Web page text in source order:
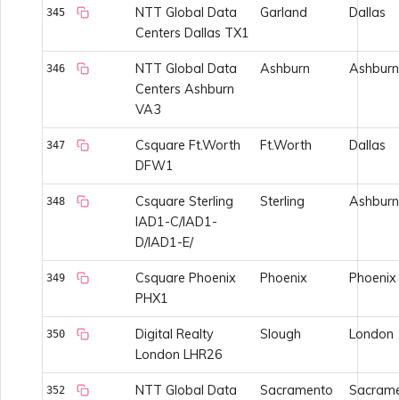
345
NTT Global Data
Centers Dallas TX1
Garland Dallas
346
NTT Global Data
Centers Ashburn
VA3
Ashburn Ashburn
347
Csquare Ft.Worth
DFW1
Ft.Worth Dallas
348
Csquare Sterling
IAD1-C/IAD1-
D/IAD1-E/
Sterling Ashburn
349
Csquare Phoenix
PHX1
Phoenix Phoenix
350
Digital Realty
London LHR26
Slough London
352
NTT Global Data
Sacramento